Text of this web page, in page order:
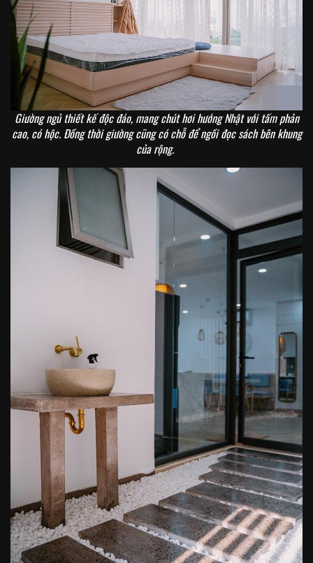
Giường ngủ thiết kế độc đáo, mang chút hơi hướng Nhật với tấm phản
cao, có hộc. Đồng thời giường cũng có chỗ để ngồi đọc sách bên khung
của rộng.